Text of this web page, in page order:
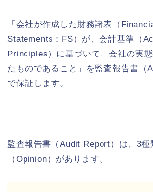
「会社が作成した財務諸表（
Statements：FS）が、会計基準（
Principles）に基づいて、会社の実
たものであること」を監査報告書（
で保証します。
監査報告書（Audit Report）は、3種
（Opinion）があります。